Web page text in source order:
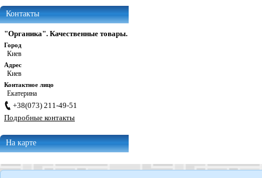
Контакты
"Органика". Качественные товары.
Город
Киев
Адрес
Киев
Контактное лицо
Екатерина
+38(073) 211-49-51
Подробные контакты
На карте